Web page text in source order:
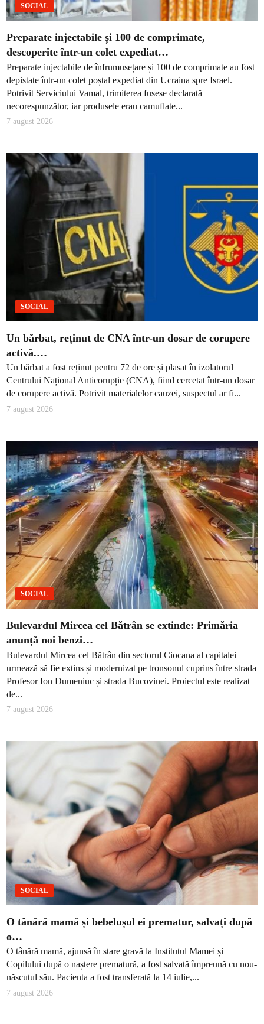
SOCIAL
Preparate injectabile și 100 de comprimate,
descoperite într-un colet expediat…
Preparate injectabile de înfrumusețare și 100 de comprimate au fost
depistate într-un colet poștal expediat din Ucraina spre Israel.
Potrivit Serviciului Vamal, trimiterea fusese declarată
necorespunzător, iar produsele erau camuflate...
7 august 2026
SOCIAL
Un bărbat, reținut de CNA într-un dosar de corupere
activă.…
Un bărbat a fost reținut pentru 72 de ore și plasat în izolatorul
Centrului Național Anticorupție (CNA), fiind cercetat într-un dosar
de corupere activă. Potrivit materialelor cauzei, suspectul ar fi...
7 august 2026
SOCIAL
Bulevardul Mircea cel Bătrân se extinde: Primăria
anunță noi benzi…
Bulevardul Mircea cel Bătrân din sectorul Ciocana al capitalei
urmează să fie extins și modernizat pe tronsonul cuprins între strada
Profesor Ion Dumeniuc și strada Bucovinei. Proiectul este realizat
de...
7 august 2026
SOCIAL
O tânără mamă și bebelușul ei prematur, salvați după
o…
O tânără mamă, ajunsă în stare gravă la Institutul Mamei și
Copilului după o naștere prematură, a fost salvată împreună cu nou-
născutul său. Pacienta a fost transferată la 14 iulie,...
7 august 2026